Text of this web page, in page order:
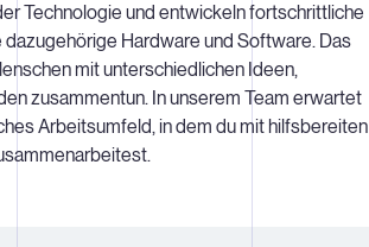
Technologie und entwickeln fortschrittliche
Hardware und Software. Das
mit unterschiedlichen Ideen,
zusammentun. In unserem Team erwartet
Arbeitsumfeld, in dem du mit hilfsbereiten